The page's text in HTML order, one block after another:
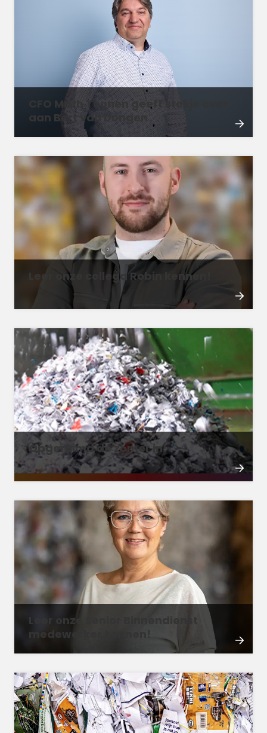
CFO Math Toonen geeft stokje over
aan Bert van Dongen
Leer onze collega Robin kennen!
Opgeruimd de zomer in!
Leer onze Senior Binnendienst
medewerker kennen!